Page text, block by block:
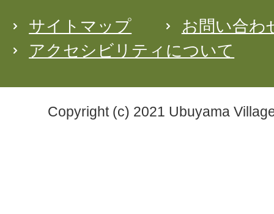
サイトマップ
お問い合わ
アクセシビリティについて
Copyright (c) 2021 Ubuyama